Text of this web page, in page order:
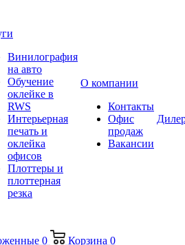
Винилография
на авто
Обучение
оклейке в
RWS
Интерьерная
печать и
оклейка
офисов
Плоттеры и
плоттерная
резка
О компании
Контакты
Офис
продаж
Вакансии
0 Корзина 0